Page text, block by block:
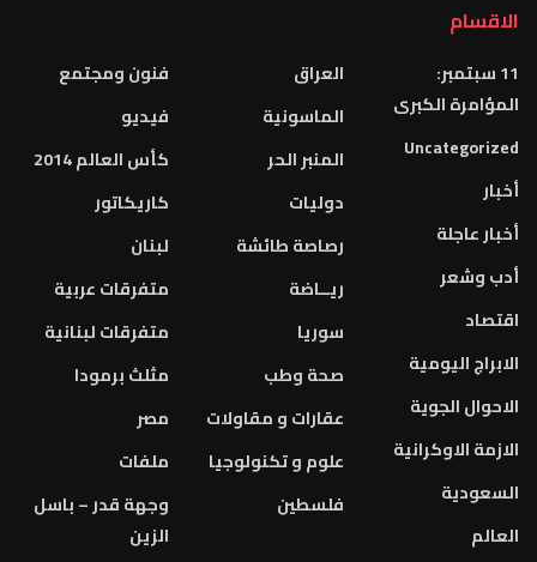
الاقسام
11 سبتمبر:
المؤامرة الكبرى
Uncategorized
أخبار
أخبار عاجلة
أدب وشعر
اقتصاد
الابراج اليومية
الاحوال الجوية
الازمة الاوكرانية
السعودية
العالم
العراق
الماسونية
المنبر الحر
دوليات
رصاصة طائشة
ريــاضة
سوريا
صحة وطب
عقارات و مقاولات
علوم و تكنولوجيا
فلسطين
فنون ومجتمع
فيديو
كأس العالم 2014
كاريكاتور
لبنان
متفرقات عربية
متفرقات لبنانية
مثلث برمودا
مصر
ملفات
وجهة قدر – باسل
الزين